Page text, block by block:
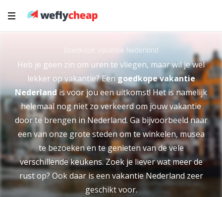
Goedkope vakantie Nederland
Heb je geen zin om uren te vliegen, maar wil je wel
lekker op vakantie? Eengoedkope vakantie
Nederlandis voor jou een uitkomst! Het is namelijk
helemaal nog niet zo verkeerd om jouw vakantie
door te brengen in Nederland. Ga bijvoorbeeld naar
een van onze grote steden om te winkelen, musea
te bezoeken en te genieten van de vele
verschillende keukens. Zoek je liever wat meer de
rust op? Ook daar is een vakantie Nederland zeer
geschikt voor.